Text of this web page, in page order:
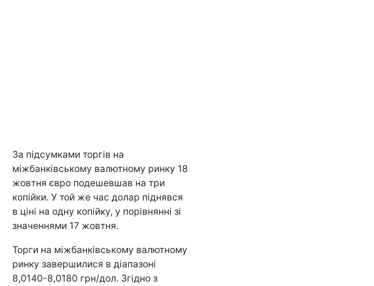
За підсумками торгів на
міжбанківському валютному ринку 18
жовтня євро подешевшав на три
копійки. У той же час долар піднявся
в ціні на одну копійку, у порівнянні зі
значеннями 17 жовтня.
Торги на міжбанківському валютному
ринку завершилися в діапазоні
8,0140-8,0180 грн/дол. Згідно з